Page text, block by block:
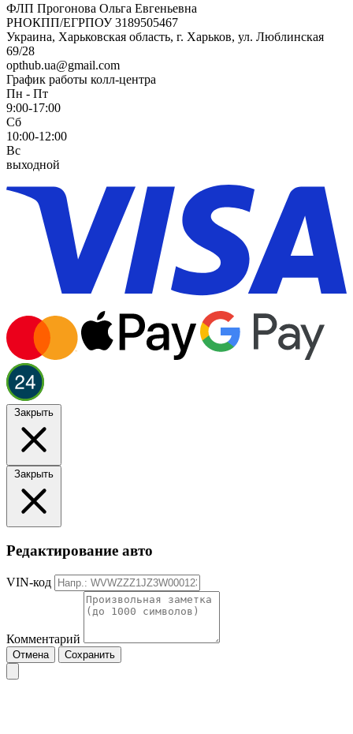
ФЛП Прогонова Ольга Евгеньевна
РНОКПП/ЕГРПОУ 3189505467
Украина, Харьковская область, г. Харьков, ул. Люблинская
69/28
opthub.ua@gmail.com
График работы колл-центра
Пн - Пт
9:00-17:00
Сб
10:00-12:00
Вс
выходной
Закрыть
Закрыть
Редактирование авто
VIN-код
Комментарий
Отмена Сохранить